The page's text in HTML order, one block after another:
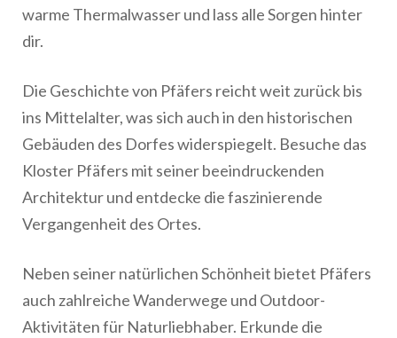
warme Thermalwasser und lass alle Sorgen hinter
dir.
Die Geschichte von Pfäfers reicht weit zurück bis
ins Mittelalter, was sich auch in den historischen
Gebäuden des Dorfes widerspiegelt. Besuche das
Kloster Pfäfers mit seiner beeindruckenden
Architektur und entdecke die faszinierende
Vergangenheit des Ortes.
Neben seiner natürlichen Schönheit bietet Pfäfers
auch zahlreiche Wanderwege und Outdoor-
Aktivitäten für Naturliebhaber. Erkunde die